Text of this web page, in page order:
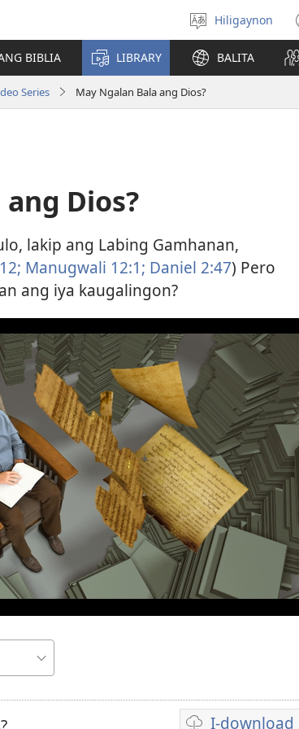
Magpili
sing
lenguahe
Hiligaynon
BIBLIA LIBRARY BALITA
Series May Ngalan Bala ang Dios?
Dios?
lakip ang Labing Gamhanan,
Manugwali 12:1; Daniel 2:​47) Pero
ang iya kaugalingon?
I-download